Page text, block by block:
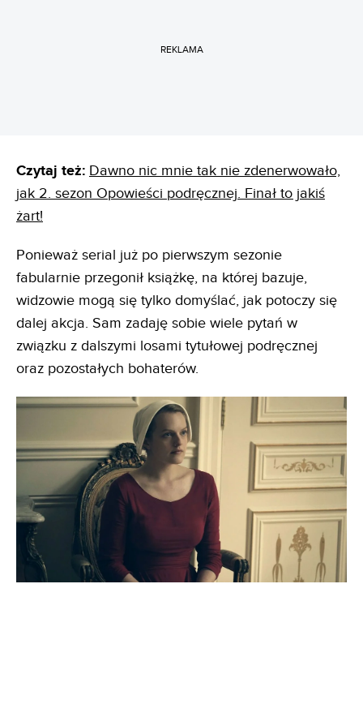
REKLAMA
Czytaj też: Dawno nic mnie tak nie zdenerwowało,
jak 2. sezon Opowieści podręcznej. Finał to jakiś
żart!
Ponieważ serial już po pierwszym sezonie
fabularnie przegonił książkę, na której bazuje,
widzowie mogą się tylko domyślać, jak potoczy się
dalej akcja. Sam zadaję sobie wiele pytań w
związku z dalszymi losami tytułowej podręcznej
oraz pozostałych bohaterów.